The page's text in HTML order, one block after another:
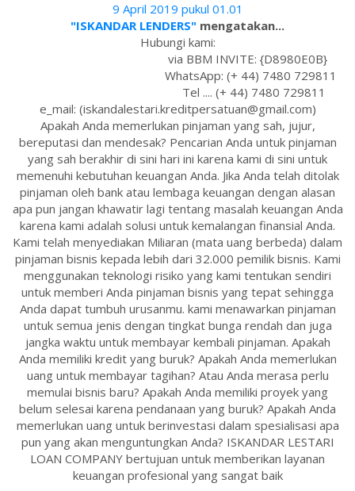
9 April 2019 pukul 01.01
"ISKANDAR LENDERS" mengatakan...
Hubungi kami:
via BBM INVITE: {D8980E0B}
WhatsApp: (+ 44) 7480 729811
Tel .... (+ 44) 7480 729811
e_mail: (iskandalestari.kreditpersatuan@gmail.com)
Apakah Anda memerlukan pinjaman yang sah, jujur,
bereputasi dan mendesak? Pencarian Anda untuk pinjaman
yang sah berakhir di sini hari ini karena kami di sini untuk
memenuhi kebutuhan keuangan Anda. Jika Anda telah ditolak
pinjaman oleh bank atau lembaga keuangan dengan alasan
apa pun jangan khawatir lagi tentang masalah keuangan Anda
karena kami adalah solusi untuk kemalangan finansial Anda.
Kami telah menyediakan Miliaran (mata uang berbeda) dalam
pinjaman bisnis kepada lebih dari 32.000 pemilik bisnis. Kami
menggunakan teknologi risiko yang kami tentukan sendiri
untuk memberi Anda pinjaman bisnis yang tepat sehingga
Anda dapat tumbuh urusanmu. kami menawarkan pinjaman
untuk semua jenis dengan tingkat bunga rendah dan juga
jangka waktu untuk membayar kembali pinjaman. Apakah
Anda memiliki kredit yang buruk? Apakah Anda memerlukan
uang untuk membayar tagihan? Atau Anda merasa perlu
memulai bisnis baru? Apakah Anda memiliki proyek yang
belum selesai karena pendanaan yang buruk? Apakah Anda
memerlukan uang untuk berinvestasi dalam spesialisasi apa
pun yang akan menguntungkan Anda? ISKANDAR LESTARI
LOAN COMPANY bertujuan untuk memberikan layanan
keuangan profesional yang sangat baik